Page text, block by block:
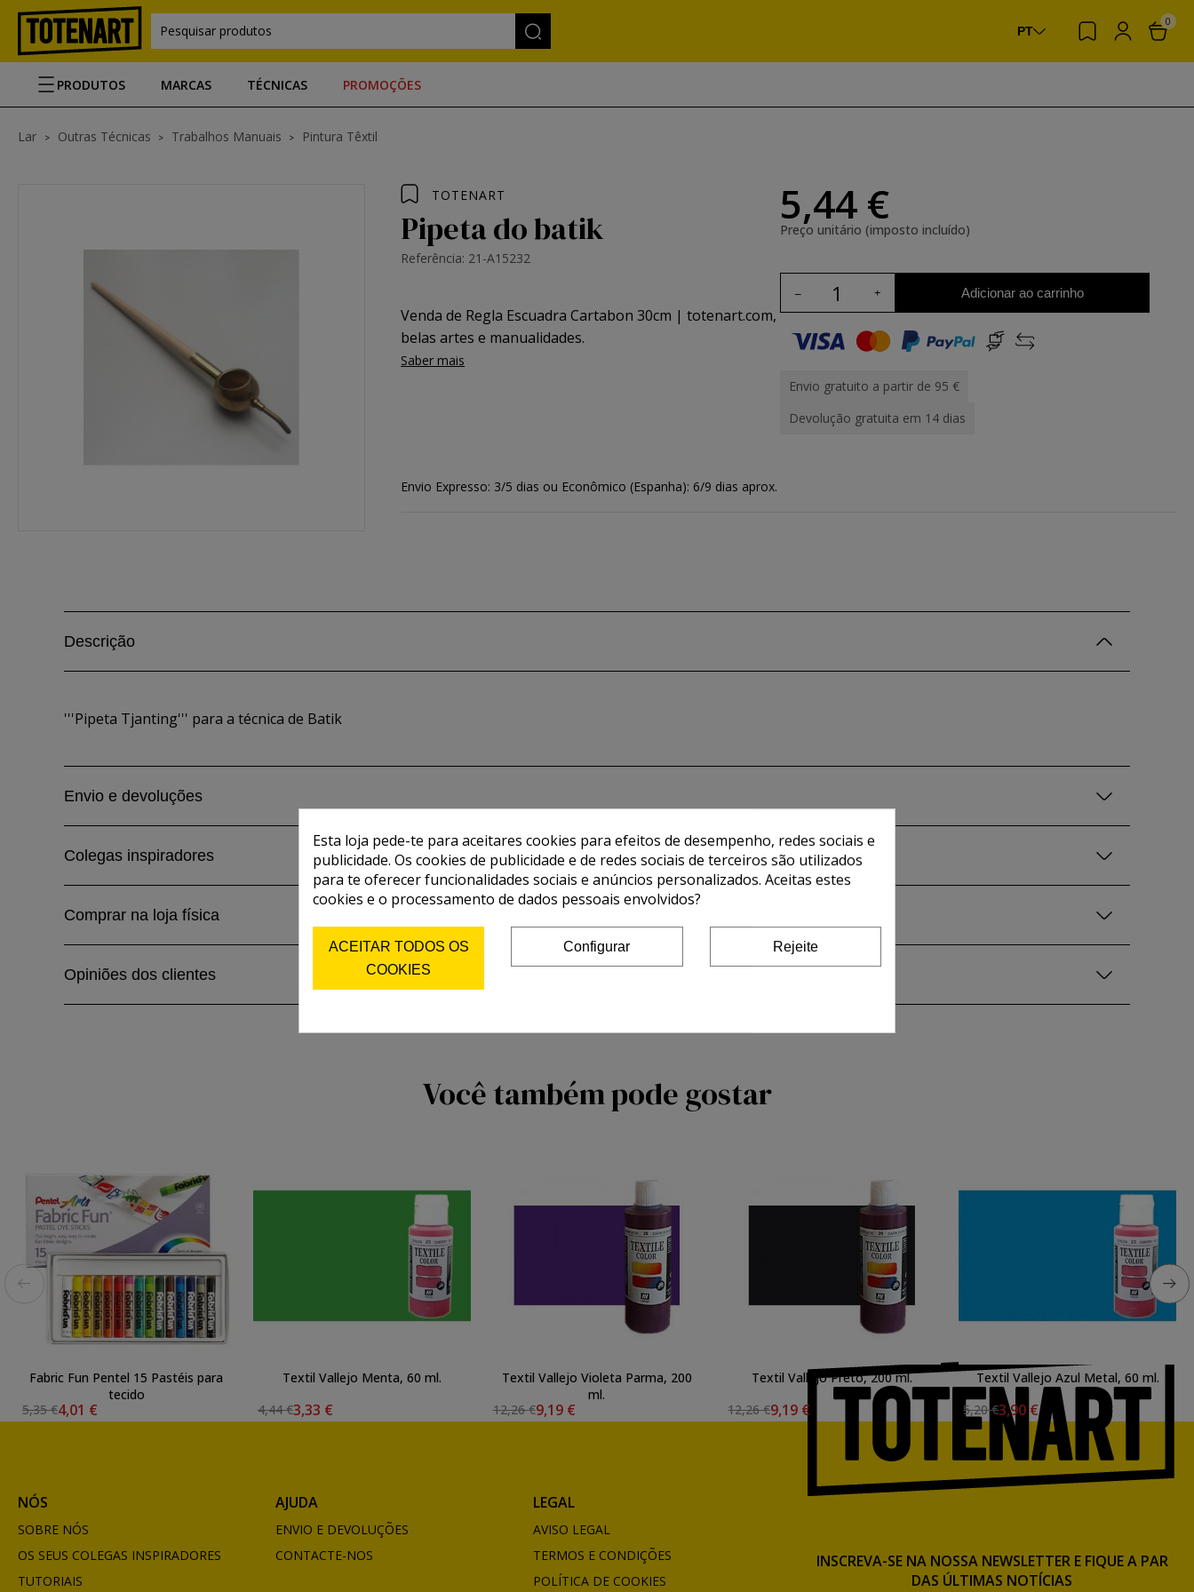
Pesquisar produtos PT
0
PRODUTOS MARCAS TÉCNICAS PROMOÇÕES
Lar Outras Técnicas Trabalhos Manuais Pintura Têxtil
TOTENART
Pipeta do batik
Referência: 21-A15232
Venda de Regla Escuadra Cartabon 30cm | totenart.com,
belas artes e manualidades.
Saber mais
5,44 €
Preço unitário (imposto incluído)
Adicionar ao carrinho
Envio gratuito a partir de 95 €
Devolução gratuita em 14 dias
Envio Expresso: 3/5 dias ou Econômico (Espanha): 6/9 dias aprox.
Descrição
'''Pipeta Tjanting''' para a técnica de Batik
Envio e devoluções
Colegas inspiradores
Comprar na loja física
Opiniões dos clientes
Você também pode gostar
Fabric Fun Pentel 15 Pastéis para
tecido
5,35 €4,01 €
Textil Vallejo Menta, 60 ml.
4,44 €3,33 €
Textil Vallejo Violeta Parma, 200
ml.
12,26 €9,19 €
Textil Vallejo Preto, 200 ml.
12,26 €9,19 €
Textil Vallejo Azul Metal, 60 ml.
5,20 €3,90 €
NÓS
SOBRE NÓS
OS SEUS COLEGAS INSPIRADORES
TUTORIAIS
AJUDA
ENVIO E DEVOLUÇÕES
CONTACTE-NOS
LEGAL
AVISO LEGAL
TERMOS E CONDIÇÕES
POLÍTICA DE COOKIES
INSCREVA-SE NA NOSSA NEWSLETTER E FIQUE A PAR
DAS ÚLTIMAS NOTÍCIAS
Esta loja pede-te para aceitares cookies para efeitos de desempenho, redes sociais e
publicidade. Os cookies de publicidade e de redes sociais de terceiros são utilizados
para te oferecer funcionalidades sociais e anúncios personalizados. Aceitas estes
cookies e o processamento de dados pessoais envolvidos?
ACEITAR TODOS OS
COOKIES
Configurar Rejeite